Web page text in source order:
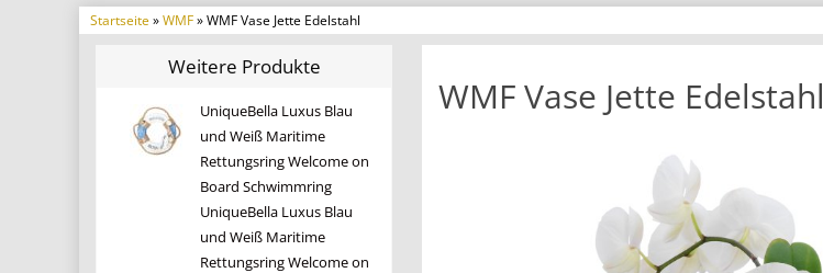
Startseite»WMF» WMF Vase Jette Edelstahl
Weitere Produkte
UniqueBella Luxus Blau
und Weiß Maritime
Rettungsring Welcome on
Board Schwimmring
UniqueBella Luxus Blau
und Weiß Maritime
Rettungsring Welcome on
WMF Vase Jette Edelstahl